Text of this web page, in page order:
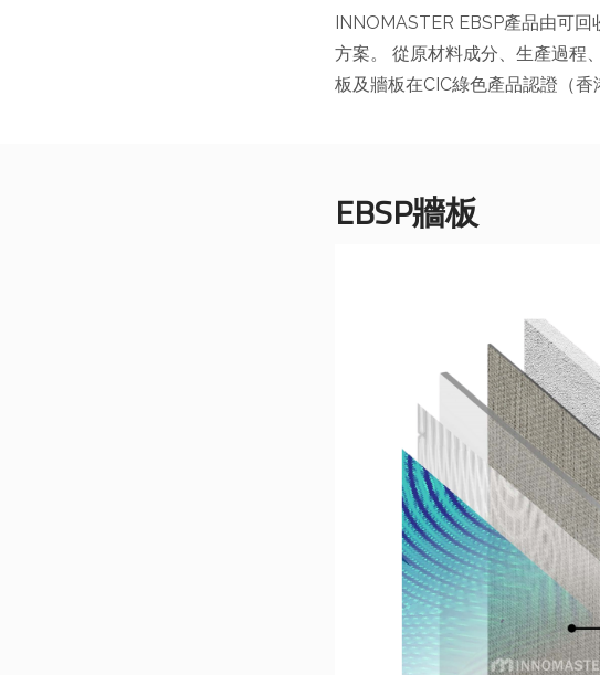
INNOMASTER EBSP產品由可
方案。 從原材料成分、生產過程
板及牆板在CIC綠色產品認證（香
EBSP牆板